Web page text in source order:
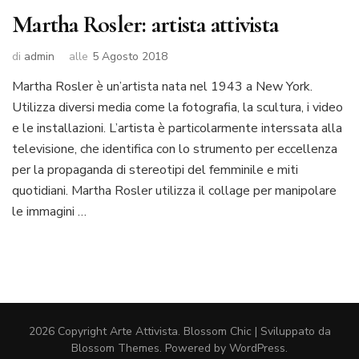
Martha Rosler: artista attivista
di admin alle 5 Agosto 2018
Martha Rosler è un’artista nata nel 1943 a New York.
Utilizza diversi media come la fotografia, la scultura, i video
e le installazioni. L’artista è particolarmente interssata alla
televisione, che identifica con lo strumento per eccellenza
per la propaganda di stereotipi del femminile e miti
quotidiani. Martha Rosler utilizza il collage per manipolare
le immagini …
2026 CopyrightArte Attivista. Blossom Chic | Sviluppato da
Blossom Themes. Powered by WordPress.